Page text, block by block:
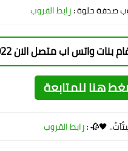
صدفة حلوة :رابط القروب
بنات واتس اب متصل الان 2022
🖤🥀 :رابط القروب